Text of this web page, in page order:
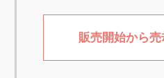
販売開始から